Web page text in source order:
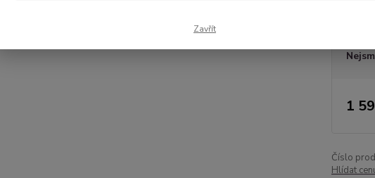
1
Číslo
Hlídat
Zavřít